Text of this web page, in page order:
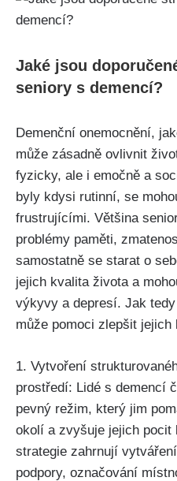
Jaké jsou
seniory s demencí?
Demenční onemocnění,
může zásadně ovlivnit
fyzicky, ale i emočně a
byly kdysi rutinní, se
frustrujícími. Většina
problémy paměti,
samostatně se starat o
jejich kvalita života a
výkyvy a depresí. Jak
může pomoci zlepšit jejich
1. Vytvoření
prostředí: Lidé s demencí
pevný režim, který jim
okolí a zvyšuje jejich
strategie zahrnují
podpory, označování